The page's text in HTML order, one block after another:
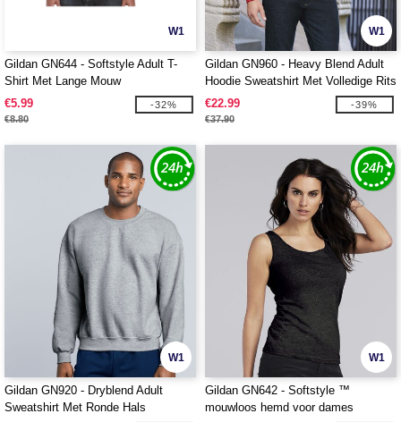
W1
Gildan GN644 - Softstyle Adult T-
Shirt Met Lange Mouw
€5.99
€8.80
-32%
W1
Gildan GN960 - Heavy Blend Adult
Hoodie Sweatshirt Met Volledige Rits
€22.99
€37.90
-39%
W1
Gildan GN920 - Dryblend Adult
Sweatshirt Met Ronde Hals
W1
Gildan GN642 - Softstyle ™
mouwloos hemd voor dames